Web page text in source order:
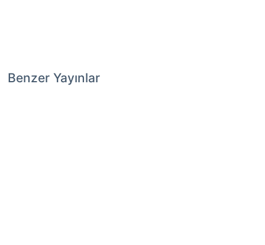
Benzer Yayınlar